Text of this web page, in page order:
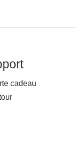
cadeau